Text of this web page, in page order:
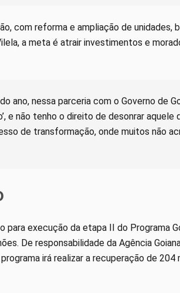
com reforma e ampliação de unidades,
a meta é atrair investimentos e
ano, nessa parceria com o Governo de
e não tenho o direito de desonrar aquele
de transformação, onde muitos não
para execução da etapa II do Programa
De responsabilidade da Agência
irá realizar a recuperação de